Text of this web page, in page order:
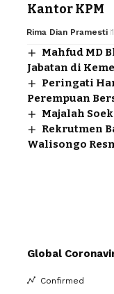
Kantor KPM
Rima Dian Pramesti
Mahfud MD
Jabatan di
Peringati
Perempuan
Majalah
Rekrutmen
Walisongo
Global
Confirmed